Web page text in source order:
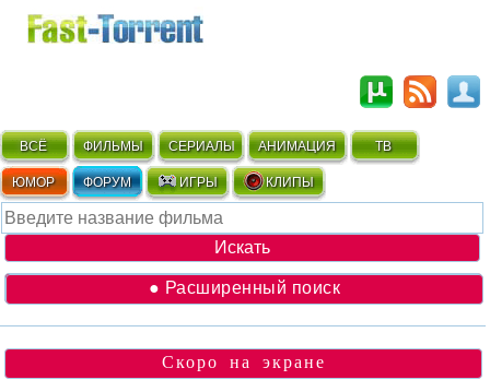
ВСЁ ФИЛЬМЫ СЕРИАЛЫ АНИМАЦИЯ ТВ
ЮМОР ФОРУМ ИГРЫ КЛИПЫ
● Расширенный поиск
Скоро на экране